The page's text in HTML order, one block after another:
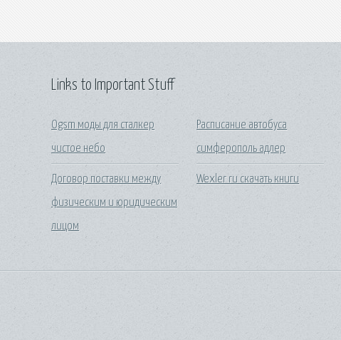
Links to Important Stuff
Ogsm моды для сталкер
чистое небо
Договор поставки между
физическим и юридическим
лицом
Расписание автобуса
симферополь адлер
Wexler ru скачать книги